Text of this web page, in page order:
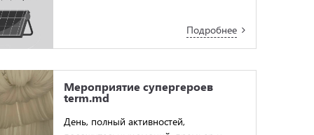
Подробнее
Мероприятие супергероев
term.md
День, полный активностей,